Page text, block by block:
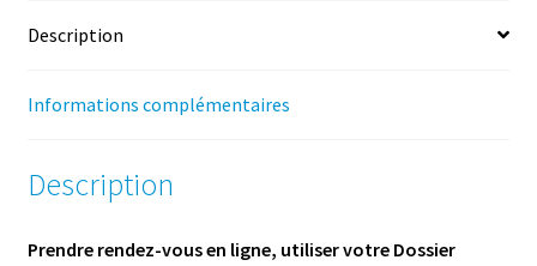
Octobre
1h
Description
Informations complémentaires
Description
Prendre rendez-­vous en ligne, utiliser votre Dossier